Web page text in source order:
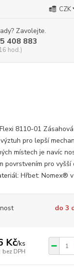
CZK
Zavolejte.
408 883
hod.)
8110-01
pro lepší
místech je navíc
povrstvením pro
Hřbet: Nomex® v
do 3
Kč/ks
bez DPH